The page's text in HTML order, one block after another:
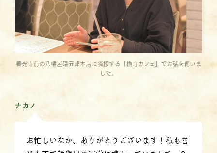
善光寺前の八幡屋礒五郎本店に隣接する「横町カフェ」でお話を伺いま
した。
ナカノ
お忙しいなか、ありがとうございます！私も善